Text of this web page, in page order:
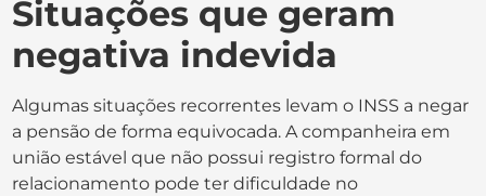
Situações que geram
negativa indevida
Algumas situações recorrentes levam o INSS a negar
a pensão de forma equivocada. A companheira em
união estável que não possui registro formal do
relacionamento pode ter dificuldade no